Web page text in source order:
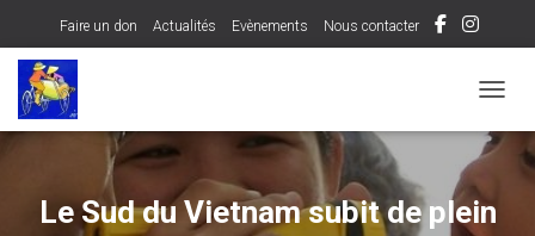
Faire un don Actualités Evènements Nous contacter
Le Sud du Vietnam subit de plein